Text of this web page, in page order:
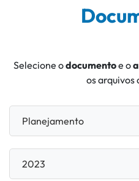
Selecione odocumentoe o
os arquivos